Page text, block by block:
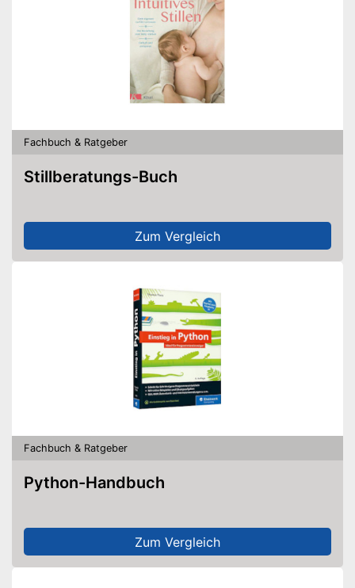
Fachbuch & Ratgeber
Stillberatungs-Buch
Zum Vergleich
Fachbuch & Ratgeber
Python-Handbuch
Zum Vergleich